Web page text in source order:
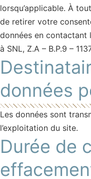
lorsqu’applicable. À
de retirer votre
données en contactant
à SNL, Z.A – B.P.9 –
données
Les données sont
l’exploitation du site.
Durée de